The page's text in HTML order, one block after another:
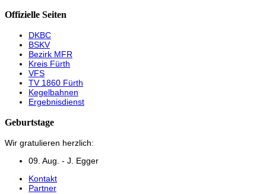
Offizielle Seiten
DKBC
BSKV
Bezirk MFR
Kreis Fürth
VFS
TV 1860 Fürth
Kegelbahnen
Ergebnisdienst
Geburtstage
Wir gratulieren herzlich:
09. Aug. - J. Egger
Kontakt
Partner